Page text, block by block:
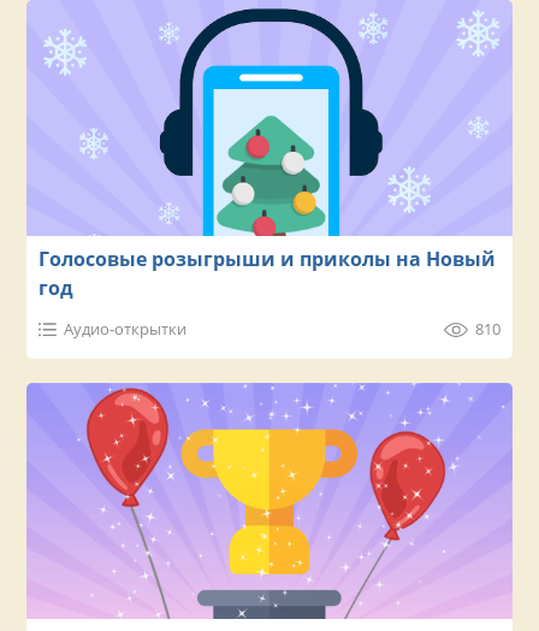
Голосовые розыгрыши и приколы на Новый
год
Аудио-открытки 810